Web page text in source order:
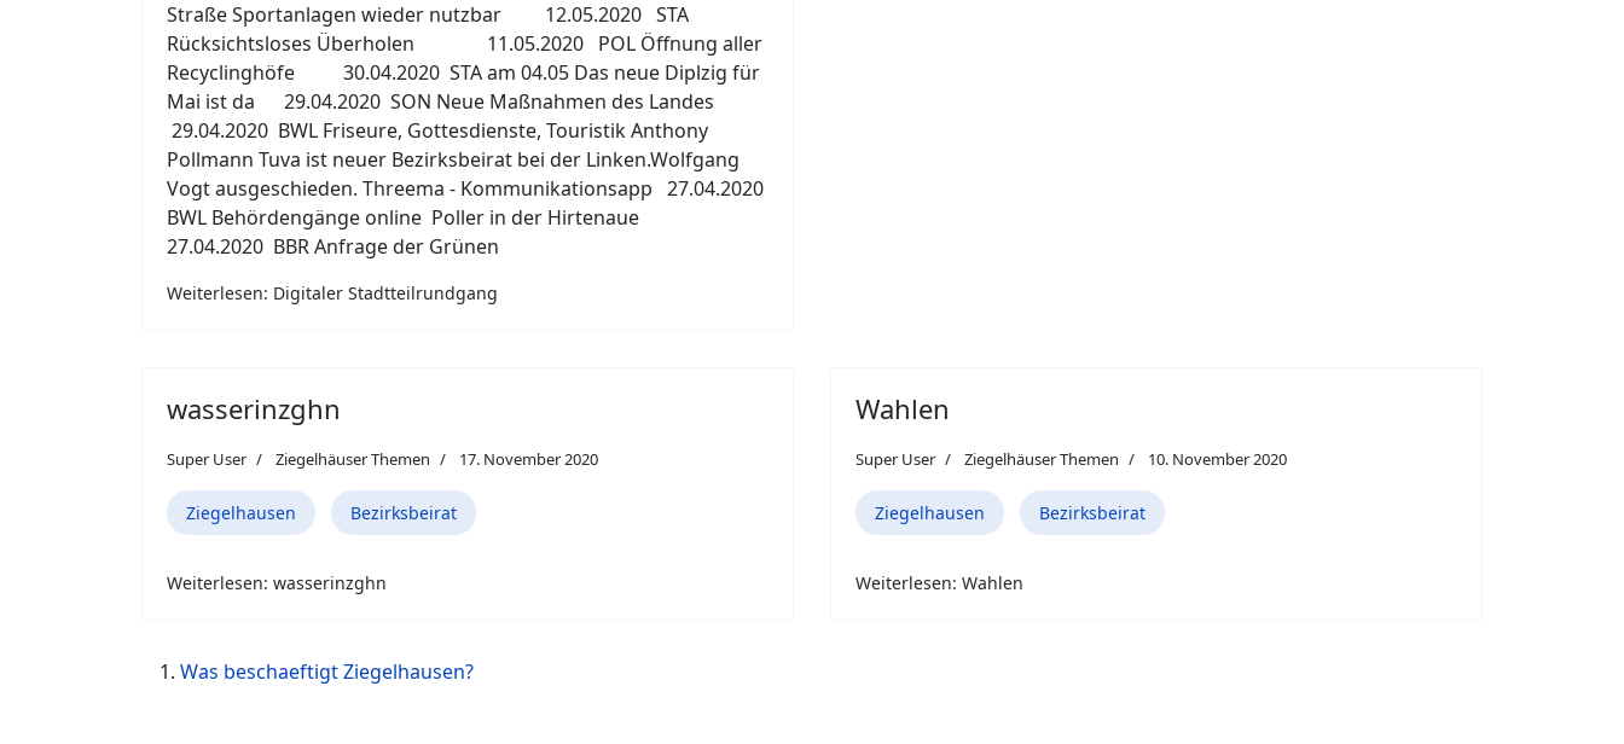
Straße Sportanlagen wieder nutzbar 12.05.2020 STA
Rücksichtsloses Überholen 11.05.2020 POL Öffnung aller
Recyclinghöfe 30.04.2020 STA am 04.05 Das neue Diplzig für
Mai ist da 29.04.2020 SON Neue Maßnahmen des Landes
29.04.2020 BWL Friseure, Gottesdienste, Touristik Anthony
Pollmann Tuva ist neuer Bezirksbeirat bei der Linken.Wolfgang
Vogt ausgeschieden. Threema - Kommunikationsapp 27.04.2020
BWL Behördengänge online Poller in der Hirtenaue
27.04.2020 BBR Anfrage der Grünen
Weiterlesen: Digitaler Stadtteilrundgang
wasserinzghn
Super User Ziegelhäuser Themen 17. November 2020
Ziegelhausen Bezirksbeirat
Weiterlesen: wasserinzghn
Wahlen
Super User Ziegelhäuser Themen 10. November 2020
Ziegelhausen Bezirksbeirat
Weiterlesen: Wahlen
Was beschaeftigt Ziegelhausen?